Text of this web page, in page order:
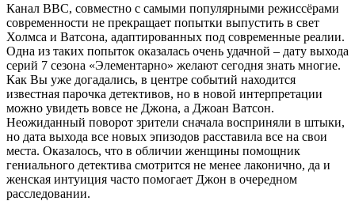
Канал BBC, совместно с самыми популярными режиссёрами
современности не прекращает попытки выпустить в свет
Холмса и Ватсона, адаптированных под современные реалии.
Одна из таких попыток оказалась очень удачной – дату выхода
серий 7 сезона «Элементарно» желают сегодня знать многие.
Как Вы уже догадались, в центре событий находится
известная парочка детективов, но в новой интерпретации
можно увидеть вовсе не Джона, а Джоан Ватсон.
Неожиданный поворот зрители сначала восприняли в штыки,
но дата выхода все новых эпизодов расставила все на свои
места. Оказалось, что в обличии женщины помощник
гениального детектива смотрится не менее лаконично, да и
женская интуиция часто помогает Джон в очередном
расследовании.